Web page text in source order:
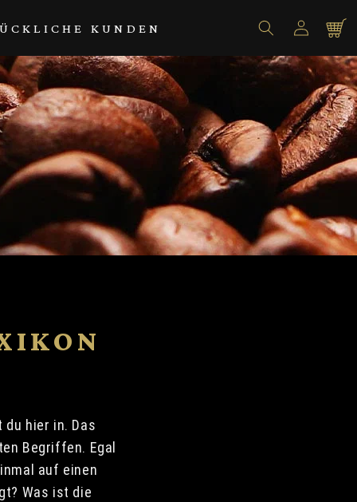
KUNDEN Einloggen
hier in. Das
Begriffen. Egal
auf einen
Was ist die